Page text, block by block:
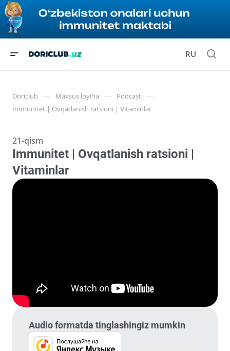
RU
Doriclub — Maxsus loyiha — Podcast —
Immunitet | Ovqatlanish ratsioni | Vitaminlar
21-qism
Immunitet | Ovqatlanish ratsioni |
Vitaminlar
Audio formatda tinglashingiz mumkin